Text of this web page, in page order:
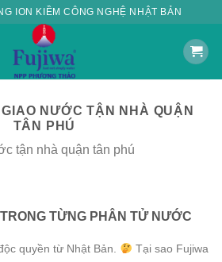
ION KIỀM CÔNG NGHỆ NHẬT BẢN
GIAO NƯỚC TẬN NHÀ QUẬN
TÂN PHÚ
tận nhà quận tân phú
TỪNG PHÂN TỬ NƯỚC
quyền từ Nhật Bản.
Tại sao Fujiwa